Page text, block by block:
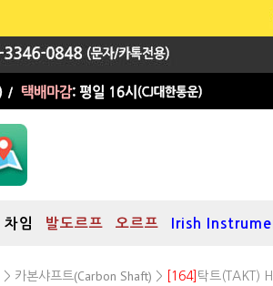
차임 발도르프 오르프 Irish
> 카본샤프트(Carbon Shaft) > [164] 탁트(TAKT)